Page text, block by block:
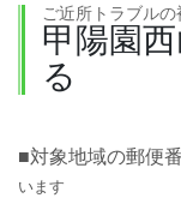
ご近所トラブル
甲陽園
る
■対象地域の郵便
います